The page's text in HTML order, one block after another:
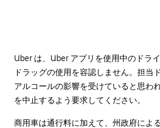
Uber は、Uber アプリを使用中のドラ
ドラッグの使用を容認しません。担当
アルコールの影響を受けていると思わ
を中止するよう要求してください。
商用車は通行料に加えて、州政府によ